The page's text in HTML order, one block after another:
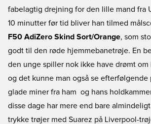
fabelagtig drejning for den lille mand fra
10 minutter før tid bliver han tilmed
F50 AdiZero Skind Sort/Orange, som
godt til den røde hjemmebanetrøje. En
den unge spiller nok ikke have drømt om
og det kunne man også se efterfølgende
glade miner fra ham  og hans
disse dage har mere end bare
trykke trøjer med Suarez på Liverpool-